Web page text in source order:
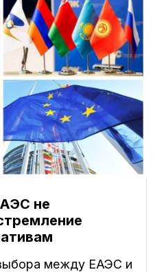
не
между ЕАЭС и